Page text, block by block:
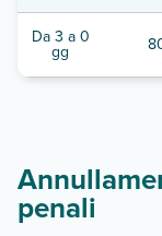
Da 3 a 0
gg
penali